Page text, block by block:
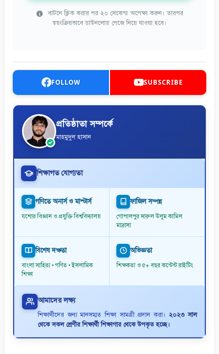
বাটনে ক্লিক করার পর ২০ সেকেন্ড অপেক্ষা করুন। তারপর
স্বয়ংক্রিয়ভাবে ডাউনলোড পেজে নিয়ে যাওয়া হবে।
FOLLOW SUBSCRIBE
প্রতিষ্ঠাতা সম্পর্কে
মাহমুদুল হাসান
শিক্ষাগত যোগ্যতা
গণিতে অনার্স ও মাস্টার্স
যশোর বিজ্ঞান ও প্রযুক্তি বিশ্ববিদ্যালয়
ফাজিল সম্পন্ন
গোপালপুর দারুল উলুম কামিল
মাদ্রাসা
বিশেষ দক্ষতা
বাংলা সাহিত্য • গণিত • ইসলামিক
শিক্ষা
অভিজ্ঞতা
শিক্ষকতা ও ৫+ বছর কন্টেন্ট রাইটিং
আমাদের লক্ষ্য
শিক্ষার্থীদের জন্য মানসম্মত শিক্ষা সামগ্রী প্রদান করা। ২০২৩ সাল
থেকে সকল শ্রেণীর শিক্ষার্থী শিক্ষাগার থেকে উপকৃত হচ্ছে।